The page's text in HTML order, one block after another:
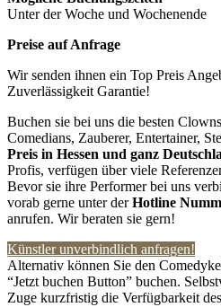
Unter der Woche und Wochenende
Preise auf Anfrage
Wir senden ihnen ein Top Preis
Zuverlässigkeit Garantie!
Buchen sie bei uns die besten
Comedians, Zauberer, Entertainer,
Preis in Hessen und ganz
Profis, verfügen über viele
Bevor sie ihre Performer bei uns
vorab gerne unter derHotline
anrufen. Wir beraten sie gern!
Künstler unverbindlich anfragen!
Alternativ können Sie den
“Jetzt buchen Button” buchen.
Zuge kurzfristig die Verfügbarkeit